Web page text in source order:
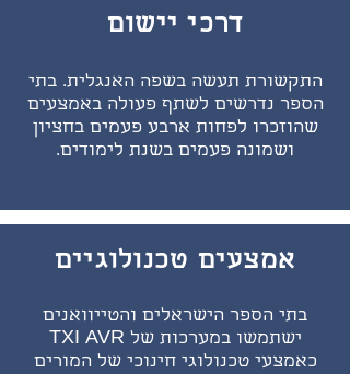
דרכי יישום
התקשורת תעשה בשפה האנגלית. בתי
הספר נדרשים לשתף פעולה באמצעים
שהוזכרו לפחות ארבע פעמים בחציון
ושמונה פעמים בשנת לימודים.
אמצעים טכנולוגיים
בתי הספר הישראלים והטייוואנים
ישתמשו במערכות של TXI AVR
כאמצעי טכנולוגי חינוכי של המורים